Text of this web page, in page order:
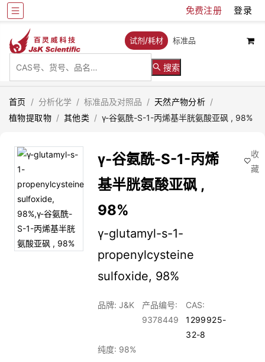
免费注册 登录
试剂/耗材 标准品
搜索
首页 / 分析化学 / 标准品及对照品 / 天然产物分析 /
植物提取物 / 其他类 / γ-谷氨酰-S-1-丙烯基半胱氨酸亚砜 , 98%
γ-谷氨酰-S-1-丙烯
基半胱氨酸亚砜 ,
98%
γ-glutamyl-s-1-
propenylcysteine
sulfoxide, 98%
品牌: J&K
产品编号:
9378449
CAS:
1299925-
32-8
纯度: 98%
收
藏